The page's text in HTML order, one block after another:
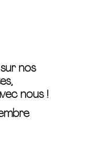
nos
nous !